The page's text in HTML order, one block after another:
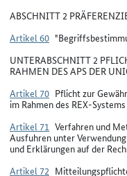
ABSCHNITT 2
Artikel 60
UNTERABSCHNITT 2
RAHMEN DES APS DER
Artikel 70 Pflicht zur
im Rahmen des REX-Systems
Artikel 71 Verfahren und
Ausfuhren unter
und Erklärungen auf der
Artikel 72